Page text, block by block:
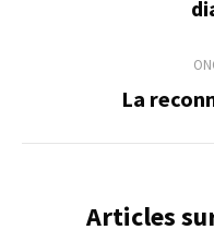
La
Articles